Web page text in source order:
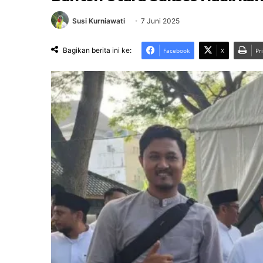
Susi Kurniawati 7 Juni 2025
Bagikan berita ini ke: Facebook X